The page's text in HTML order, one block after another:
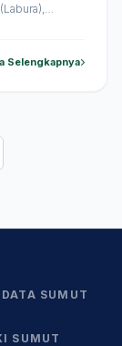
pemasungan
Selengkapnya
SUMUT
SUMUT